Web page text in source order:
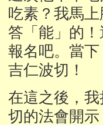
吃素？我馬
答「能」的
報名吧。當
吉仁波切！
在這之後，
切的法會開